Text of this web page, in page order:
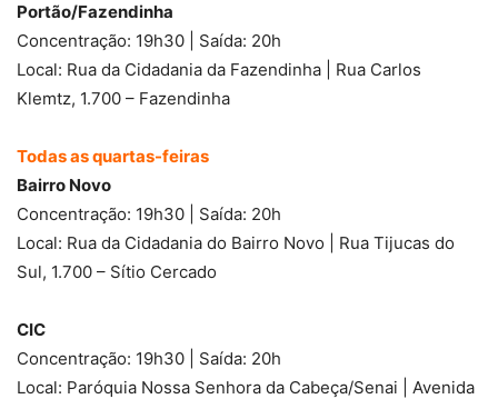
Portão/Fazendinha
Concentração: 19h30 | Saída: 20h
Local: Rua da Cidadania da Fazendinha | Rua Carlos
Klemtz, 1.700 – Fazendinha
Todas as quartas-feiras
Bairro Novo
Concentração: 19h30 | Saída: 20h
Local: Rua da Cidadania do Bairro Novo | Rua Tijucas do
Sul, 1.700 – Sítio Cercado
CIC
Concentração: 19h30 | Saída: 20h
Local: Paróquia Nossa Senhora da Cabeça/Senai | Avenida